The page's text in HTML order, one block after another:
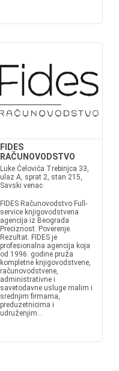
FIDES
RAČUNOVODSTVO
Luke Ćelovića Trebinjca 33,
ulaz A, sprat 2, stan 215,
Savski venac
FIDES Računovodstvo Full-
service knjigovodstvena
agencija iz Beograda
Preciznost. Poverenje.
Rezultat. FIDES je
profesionalna agencija koja
od 1996. godine pruža
kompletne knjigovodstvene,
računovodstvene,
administrativne i
savetodavne usluge malim i
srednjim firmama,
preduzetnicima i
udruženjim...